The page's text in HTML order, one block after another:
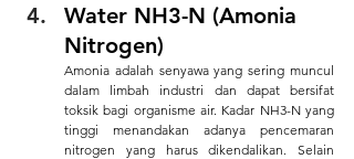
Water NH3-N (Amonia
Nitrogen)
Amonia adalah senyawa yang sering muncul
dalam limbah industri dan dapat bersifat
toksik bagi organisme air. Kadar NH3-N yang
tinggi menandakan adanya pencemaran
nitrogen yang harus dikendalikan. Selain